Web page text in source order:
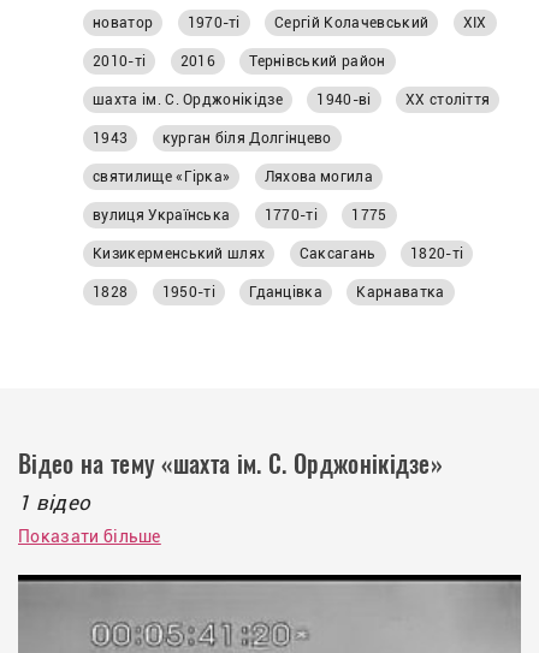
Кривий Ріг переосмислює власне минуле —
читайте в матеріалі «Першого
Криворізького».
новатор 1970-ті Сергій Колачевський ХІХ
2010-ті 2016 Тернівський район
шахта ім. С. Орджонікідзе 1940-ві ХХ століття
1943 курган біля Долгінцево
святилище «Гірка» Ляхова могила
вулиця Українська 1770-ті 1775
Кизикерменський шлях Саксагань 1820-ті
1828 1950-ті Гданцівка Карнаватка
Відео на тему «шахта ім. С. Орджонікідзе»
1 відео
Показати більше